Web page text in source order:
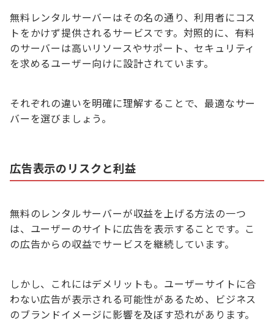
無料レンタルサーバーはその名の通り、利用者にコス
トをかけず提供されるサービスです。対照的に、有料
のサーバーは高いリソースやサポート、セキュリティ
を求めるユーザー向けに設計されています。
それぞれの違いを明確に理解することで、最適なサー
バーを選びましょう。
広告表示のリスクと利益
無料のレンタルサーバーが収益を上げる方法の一つ
は、ユーザーのサイトに広告を表示することです。こ
の広告からの収益でサービスを継続しています。
しかし、これにはデメリットも。ユーザーサイトに合
わない広告が表示される可能性があるため、ビジネス
のブランドイメージに影響を及ぼす恐れがあります。